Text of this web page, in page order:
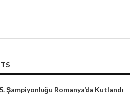
Şampiyonluğu Romanya’da Kutlandı